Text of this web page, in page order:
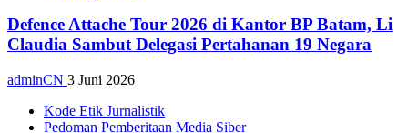
Defence Attache Tour 2026 di Kantor BP Batam, Li
Claudia Sambut Delegasi Pertahanan 19 Negara
adminCN 3 Juni 2026
Kode Etik Jurnalistik
Pedoman Pemberitaan Media Siber